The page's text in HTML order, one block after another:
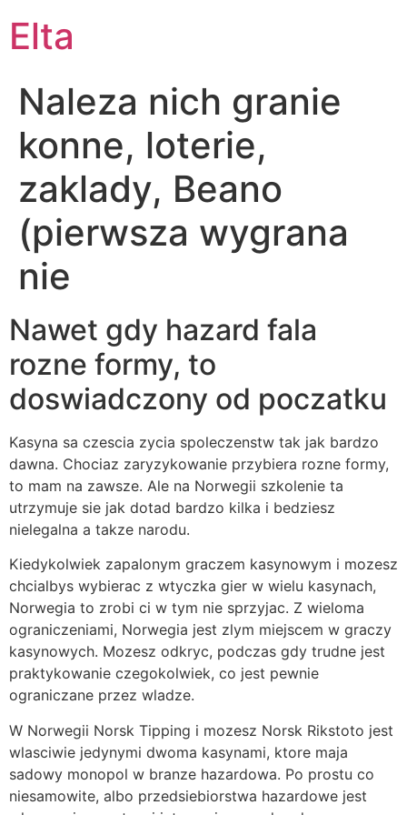
Elta
Naleza nich granie
konne, loterie,
zaklady, Beano
(pierwsza wygrana
nie
Nawet gdy hazard fala
rozne formy, to
doswiadczony od poczatku
Kasyna sa czescia zycia spoleczenstw tak jak bardzo
dawna. Chociaz zaryzykowanie przybiera rozne formy,
to mam na zawsze. Ale na Norwegii szkolenie ta
utrzymuje sie jak dotad bardzo kilka i bedziesz
nielegalna a takze narodu.
Kiedykolwiek zapalonym graczem kasynowym i mozesz
chcialbys wybierac z wtyczka gier w wielu kasynach,
Norwegia to zrobi ci w tym nie sprzyjac. Z wieloma
ograniczeniami, Norwegia jest zlym miejscem w graczy
kasynowych. Mozesz odkryc, podczas gdy trudne jest
praktykowanie czegokolwiek, co jest pewnie
ograniczane przez wladze.
W Norwegii Norsk Tipping i mozesz Norsk Rikstoto jest
wlasciwie jedynymi dwoma kasynami, ktore maja
sadowy monopol w branze hazardowa. Po prostu co
niesamowite, albo przedsiebiorstwa hazardowe jest